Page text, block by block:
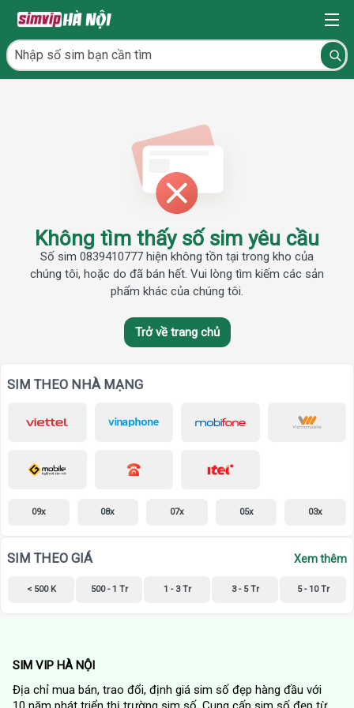
Không tìm thấy số sim yêu cầu
Số sim 0839410777 hiện không tồn tại trong kho của
chúng tôi, hoặc do đã bán hết. Vui lòng tìm kiếm các sản
phẩm khác của chúng tôi.
Trở về trang chủ
SIM THEO NHÀ MẠNG
09x 08x 07x 05x 03x
SIM THEO GIÁ Xem thêm
< 500 K 500 - 1 Tr 1 - 3 Tr 3 - 5 Tr 5 - 10 Tr
SIM VIP HÀ NỘI
Địa chỉ mua bán, trao đổi, định giá sim số đẹp hàng đầu với